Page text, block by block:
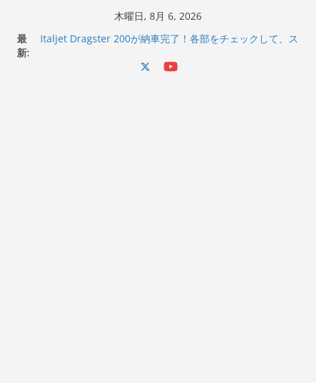
木曜日, 8月 6, 2026
最
新:
Italjet Dragster 200が納車完了！各部をチェックして、ス